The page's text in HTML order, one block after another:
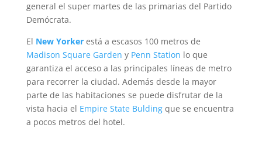
general el super martes de las primarias del Partido
Demócrata.
El New Yorkerestá a escasos 100 metros de
Madison Square Garden y Penn Station lo que
garantiza el acceso a las principales líneas de metro
para recorrer la ciudad. Además desde la mayor
parte de las habitaciones se puede disfrutar de la
vista hacia el Empire State Buldingque se encuentra
a pocos metros del hotel.